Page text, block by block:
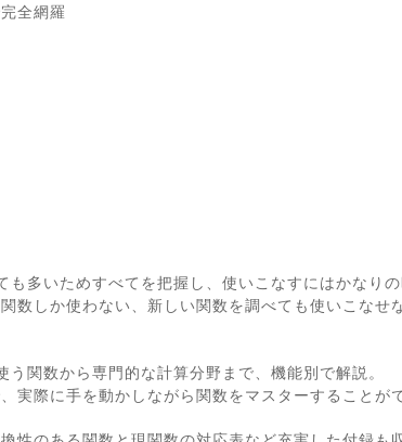
全網羅
多いためすべてを把握し、使いこなすにはかなり
数しか使わない、新しい関数を調べても使いこなせ
関数から専門的な計算分野まで、機能別で解説。
実際に手を動かしながら関数をマスターすることが